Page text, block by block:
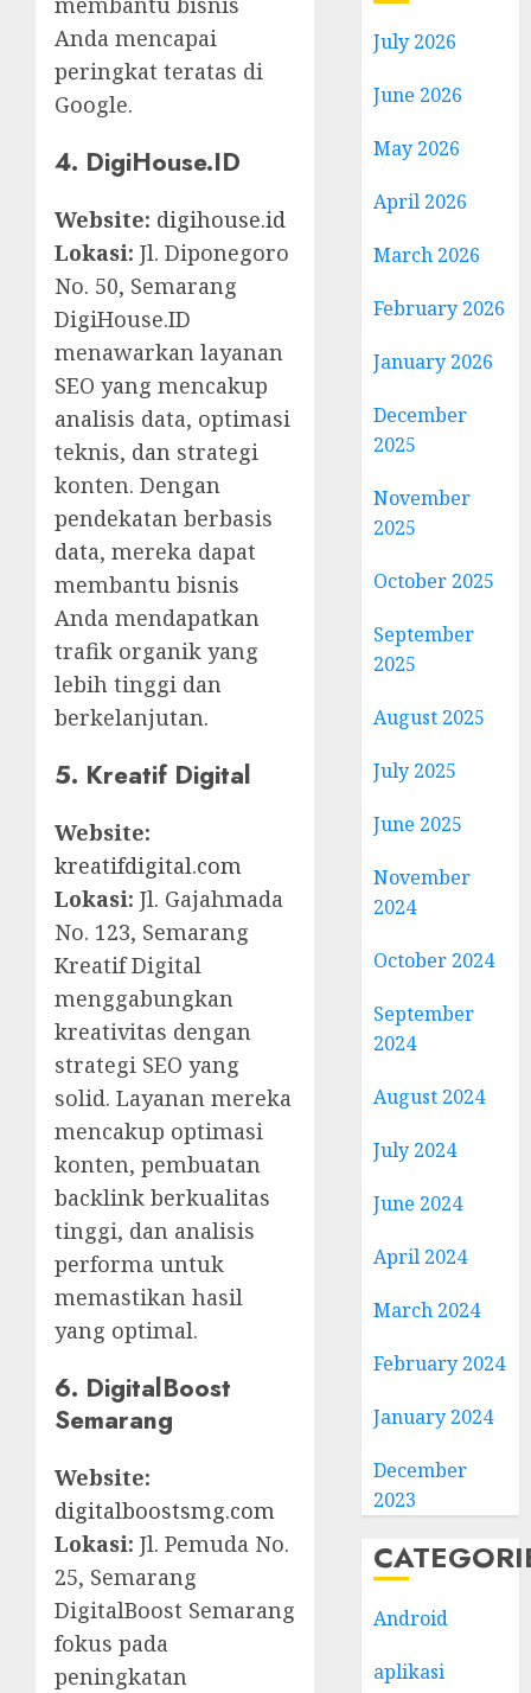
Anda mencapai
peringkat teratas di
Google.
4. DigiHouse.ID
Website: digihouse.id
Lokasi: Jl. Diponegoro
No. 50, Semarang
DigiHouse.ID
menawarkan layanan
SEO yang mencakup
analisis data, optimasi
teknis, dan strategi
konten. Dengan
pendekatan berbasis
data, mereka dapat
membantu bisnis
Anda mendapatkan
trafik organik yang
lebih tinggi dan
berkelanjutan.
5. Kreatif Digital
Website:
kreatifdigital.com
Lokasi: Jl. Gajahmada
No. 123, Semarang
Kreatif Digital
menggabungkan
kreativitas dengan
strategi SEO yang
solid. Layanan mereka
mencakup optimasi
konten, pembuatan
backlink berkualitas
tinggi, dan analisis
performa untuk
memastikan hasil
yang optimal.
6. DigitalBoost
Semarang
Website:
digitalboostsmg.com
Lokasi: Jl. Pemuda No.
25, Semarang
DigitalBoost Semarang
fokus pada
peningkatan
July 2026
June 2026
May 2026
April 2026
March 2026
February 2026
January 2026
December
2025
November
2025
October 2025
September
2025
August 2025
July 2025
June 2025
November
2024
October 2024
September
2024
August 2024
July 2024
June 2024
April 2024
March 2024
February 2024
January 2024
December
2023
Android
aplikasi